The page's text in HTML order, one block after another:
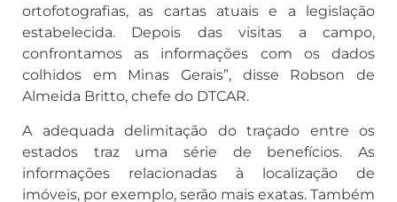
ortofotografias, as cartas atuais e a legislação
estabelecida. Depois das visitas a campo,
confrontamos as informações com os dados
colhidos em Minas Gerais”, disse Robson de
Almeida Britto, chefe do DTCAR.
A adequada delimitação do traçado entre os
estados traz uma série de benefícios. As
informações relacionadas à localização de
imóveis, por exemplo, serão mais exatas. Também